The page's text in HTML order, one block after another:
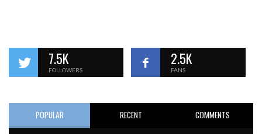
7.5K
FOLLOWERS
2.5K
FANS
POPULAR RECENT COMMENTS